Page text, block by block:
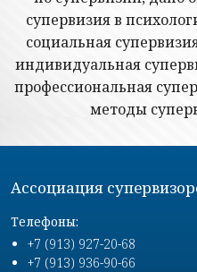
супервизия в
социальная
индивидуальная
профессиональная
методы
Ассоциация
Телефоны:
+7 (913) 927-20-68
+7 (913) 936-90-66